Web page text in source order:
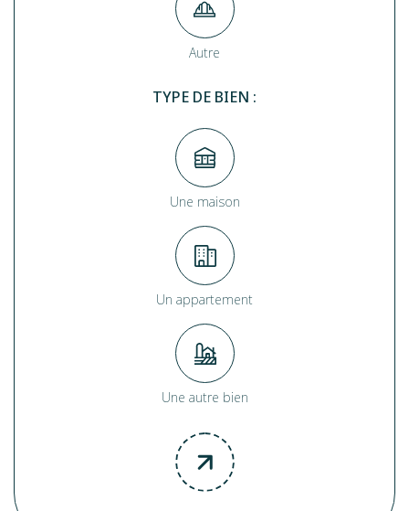
Autre
TYPE DE BIEN :
Une maison
Un appartement
Une autre bien